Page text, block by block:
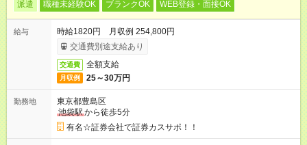
派遣 職種未経験OK ブランクOK WEB登録・面接OK
給与
時給1820円 月収例 254,800円
交通費別途支給あり
交通費 全額支給
月収例 25～30万円
勤務地
東京都豊島区
池袋駅から徒歩5分
有名☆証券会社で証券カスサポ！！